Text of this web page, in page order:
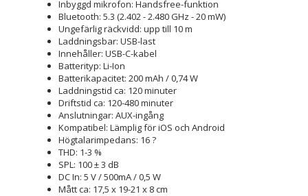
Inbyggd mikrofon: Handsfree-funktion
Bluetooth: 5.3 (2.402 - 2.480 GHz - 20 mW)
Ungefärlig räckvidd: upp till 10 m
Laddningsbar: USB-last
Innehåller: USB-C-kabel
Batterityp: Li-Ion
Batterikapacitet: 200 mAh / 0,74 W
Laddningstid ca: 120 minuter
Driftstid ca: 120-480 minuter
Anslutningar: AUX-ingång
Kompatibel: Lämplig för iOS och Android
Högtalarimpedans: 16 ?
THD: 1-3 %
SPL: 100 ± 3 dB
DC In: 5 V / 500mA / 0,5 W
Mått ca: 17,5 x 19-21 x 8 cm